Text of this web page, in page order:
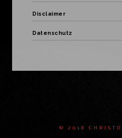
Disclaimer
Datenschutz
© 2018